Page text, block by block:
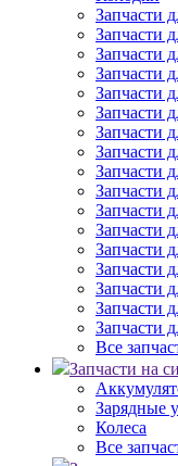
Запчасти
Запчасти
Запчасти
Запчасти
Запчасти
Запчасти
Запчасти
Запчасти
Запчасти
Запчасти
Запчасти
Запчасти
Запчасти
Запчасти
Запчасти
Запчасти
Запчасти
Все
Запчасти на
Зарядные
Колеса
Все